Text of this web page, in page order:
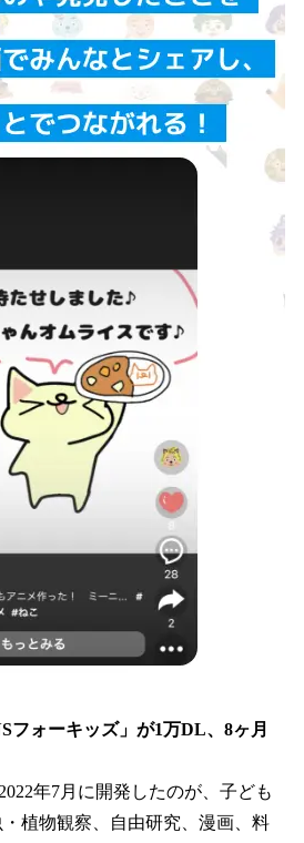
フォーキッズ」が1万DL、8ヶ月
年7月に開発したのが、子ども
植物観察、自由研究、漫画、料